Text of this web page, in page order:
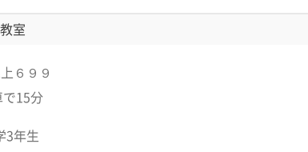
室
６９９
で15分
3年生